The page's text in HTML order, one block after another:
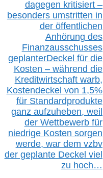
dagegen kritisiert –
besonders umstritten in
der öffentlichen
Anhörung des
Finanzausschusses
geplanterDeckel für die
Kosten – während die
Kreditwirtschaft warb,
Kostendeckel von 1,5%
für Standardprodukte
ganz aufzuheben, weil
der Wettbewerb für
niedrige Kosten sorgen
werde, war dem vzbv
der geplante Deckel viel
zu hoch…